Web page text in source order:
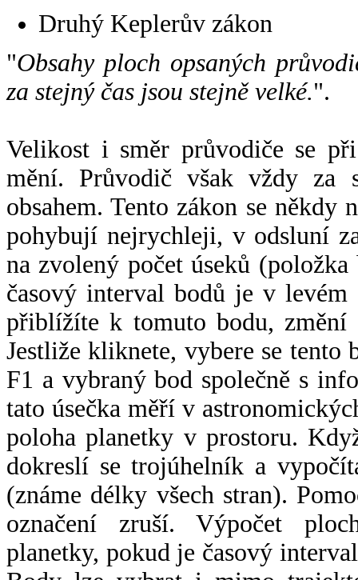
Druhý Keplerův zákon
"Obsahy ploch opsaných
za stejný čas jsou stejně velké.".
Velikost i směr průvodiče se
mění. Průvodič však vždy za
obsahem. Tento zákon se někdy
pohybují nejrychleji, v odsluní
na zvolený počet úseků
časový interval bodů je v
přiblížíte k tomuto bodu,
Jestliže kliknete, vybere se tento
F1 a vybraný bod společně s
tato úsečka měří v
poloha planetky v prostoru.
dokreslí se trojúhelník a
(známe délky všech stran).
označení zruší. Výpočet
planetky, pokud je časový